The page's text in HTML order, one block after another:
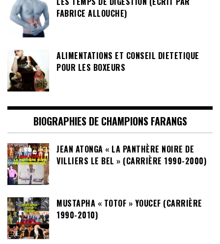
FABRICE ALLOUCHE)
ALIMENTATIONS ET CONSEIL DIETETIQUE
POUR LES BOXEURS
BIOGRAPHIES DE CHAMPIONS FARANGS
JEAN ATONGA « LA PANTHÈRE NOIRE DE
VILLIERS LE BEL » (CARRIÈRE 1990-2000)
MUSTAPHA « TOTOF » YOUCEF (CARRIÈRE
1990-2010)